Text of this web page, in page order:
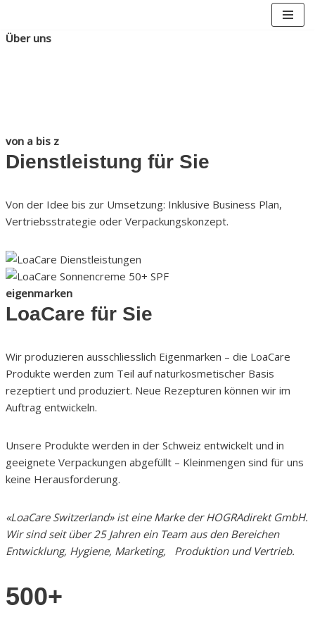
Zum
Über uns
von a bis z
Dienstleistung für Sie
Von der Idee bis zur Umsetzung: Inklusive Business Plan,
Vertriebsstrategie oder Verpackungskonzept.
eigenmarken
LoaCare für Sie
Wir produzieren ausschliesslich Eigenmarken – die LoaCare
Produkte werden zum Teil auf naturkosmetischer Basis
rezeptiert und produziert. Neue Rezepturen können wir im
Auftrag entwickeln.
Unsere Produkte werden in der Schweiz entwickelt und in
geeignete Verpackungen abgefüllt – Kleinmengen sind für uns
keine Herausforderung.
«LoaCare Switzerland» ist eine Marke der HOGRAdirekt GmbH.
Wir sind seit über 25 Jahren ein Team aus den Bereichen
Entwicklung, Hygiene, Marketing, Produktion und Vertrieb.
500+